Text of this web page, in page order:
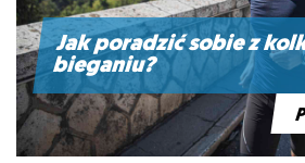
Jak poradzić sobie z
bieganiu?